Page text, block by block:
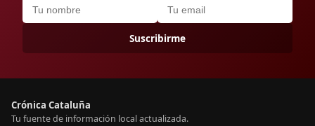
Suscribirme
Crónica Cataluña
Tu fuente de información local actualizada.